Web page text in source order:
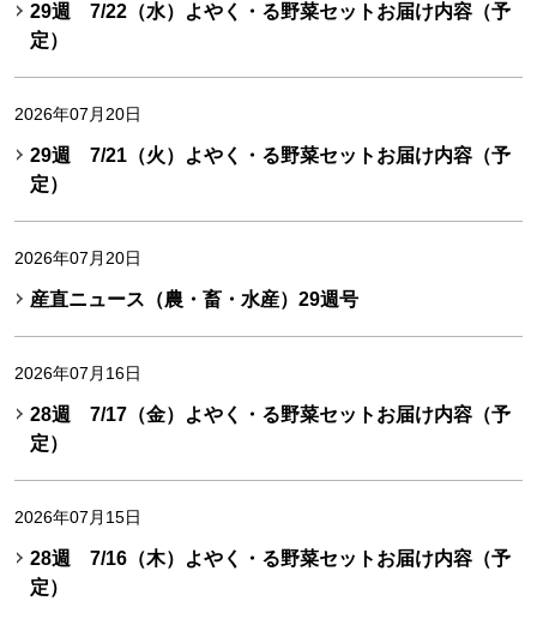
29週 7/22（水）よやく・る野菜セットお届け内容（予
定）
2026年07月20日
29週 7/21（火）よやく・る野菜セットお届け内容（予
定）
2026年07月20日
産直ニュース（農・畜・水産）29週号
2026年07月16日
28週 7/17（金）よやく・る野菜セットお届け内容（予
定）
2026年07月15日
28週 7/16（木）よやく・る野菜セットお届け内容（予
定）